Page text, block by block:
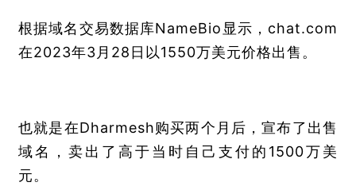
根据域名交易数据库NameBio显示，chat.com
在2023年3月28日以1550万美元价格出售。
也就是在Dharmesh购买两个月后，宣布了出售
域名，卖出了高于当时自己支付的1500万美
元。